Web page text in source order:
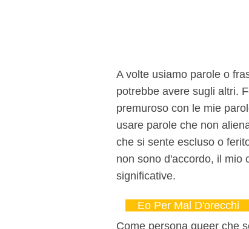
A volte usiamo parole o
potrebbe avere sugli altri.
premuroso con le mie
usare parole che non
che si sente escluso o
non sono d'accordo, il mio
significative.
Eo Per Mal D'orecchi
Come persona queer che